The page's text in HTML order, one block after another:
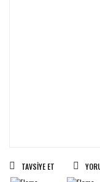
TAVSIYE ET